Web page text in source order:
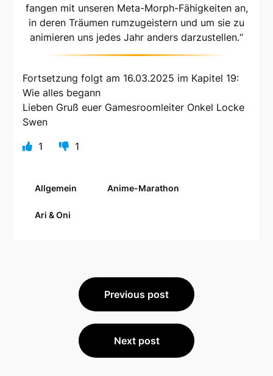
fangen mit unseren Meta-Morph-Fähigkeiten an,
in deren Träumen rumzugeistern und um sie zu
animieren uns jedes Jahr anders darzustellen.“
Fortsetzung folgt am 16.03.2025 im Kapitel 19:
Wie alles begann
Lieben Gruß euer Gamesroomleiter Onkel Locke
Swen
1
1
Allgemein Anime-Marathon
Ari & Oni
Beitragsnavigation
Previous post
Next post